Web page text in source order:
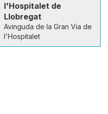
l'Hospitalet de
Llobregat
Avinguda de la Gran Via de
l'Hospitalet